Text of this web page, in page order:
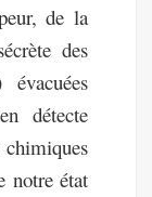
de la
des
détecte
chimiques
notre état